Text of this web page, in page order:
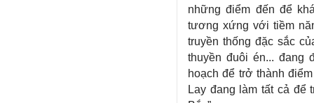
những điểm đến để
tương xứng với tiềm
truyền thống đặc sắc
thuyền đuôi én...
hoạch để trở thành
Lay đang làm tất cả để